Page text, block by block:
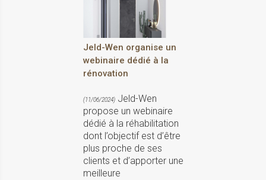
Jeld-Wen organise un
webinaire dédié à la
rénovation
(11/06/2024) Jeld-Wen
propose un webinaire
dédié à la réhabilitation
dont l’objectif est d’être
plus proche de ses
clients et d’apporter une
meilleure